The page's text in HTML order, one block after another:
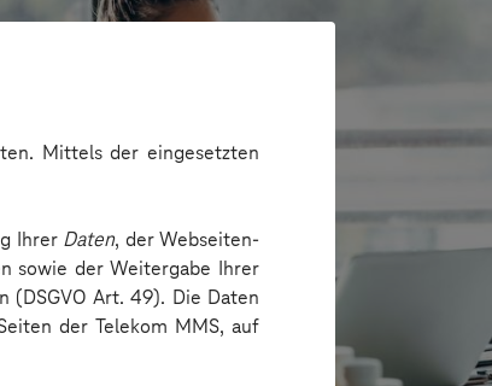
Mittels der eingesetzten
Ihrer Daten, der Webseiten-
sowie der Weitergabe Ihrer
(DSGVO Art. 49). Die Daten
der Telekom MMS, auf
Messenger